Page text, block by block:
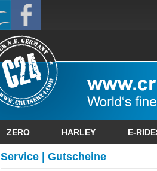
ZERO HARLEY E-
Service | Gutscheine